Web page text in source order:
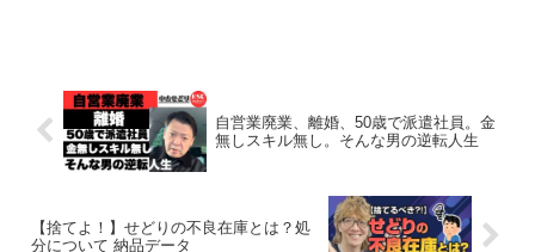
自営業廃業、離婚、50歳で派遣社員。金
無しスキル無し。そんな男の逆転人生
【捨てよ！】せどりの不良在庫とは？処
分について 納品データ